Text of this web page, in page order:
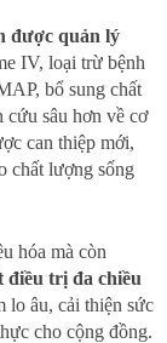
được quản lý
IV, loại trừ bệnh
bổ sung chất
sâu hơn về cơ
can thiệp mới,
chất lượng sống
hóa mà còn
điều trị đa chiều
lo âu, cải thiện sức
cho cộng đồng.